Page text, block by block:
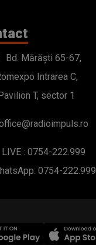
Bd. Mărăști 65-67,
Intrarea C,
Pavilion T, sector 1
LIVE : 0754-222.999
0754-222.999